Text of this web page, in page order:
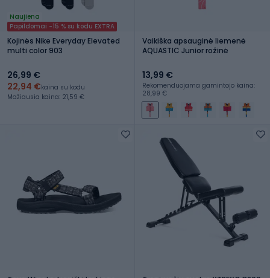
Naujiena
Papildomai -15 % su kodu EXTRA
Kojinės Nike Everyday Elevated
multi color 903
26,99 €
22,94 €kaina su kodu
Mažiausia kaina: 21,59 €
Vaikiška apsauginė liemenė
AQUASTIC Junior rožinė
13,99 €
Rekomenduojama gamintojo kaina:
28,99 €